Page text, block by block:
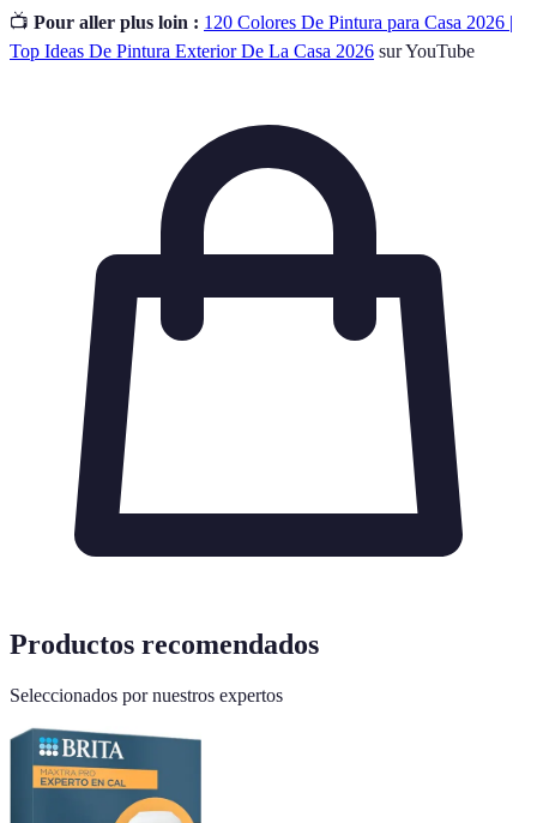
📺 Pour aller plus loin : 120 Colores De Pintura para Casa 2026 |
Top Ideas De Pintura Exterior De La Casa 2026 sur YouTube
Productos recomendados
Seleccionados por nuestros expertos